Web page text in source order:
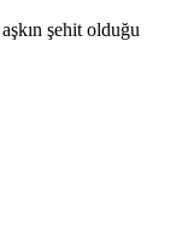
şehit olduğu